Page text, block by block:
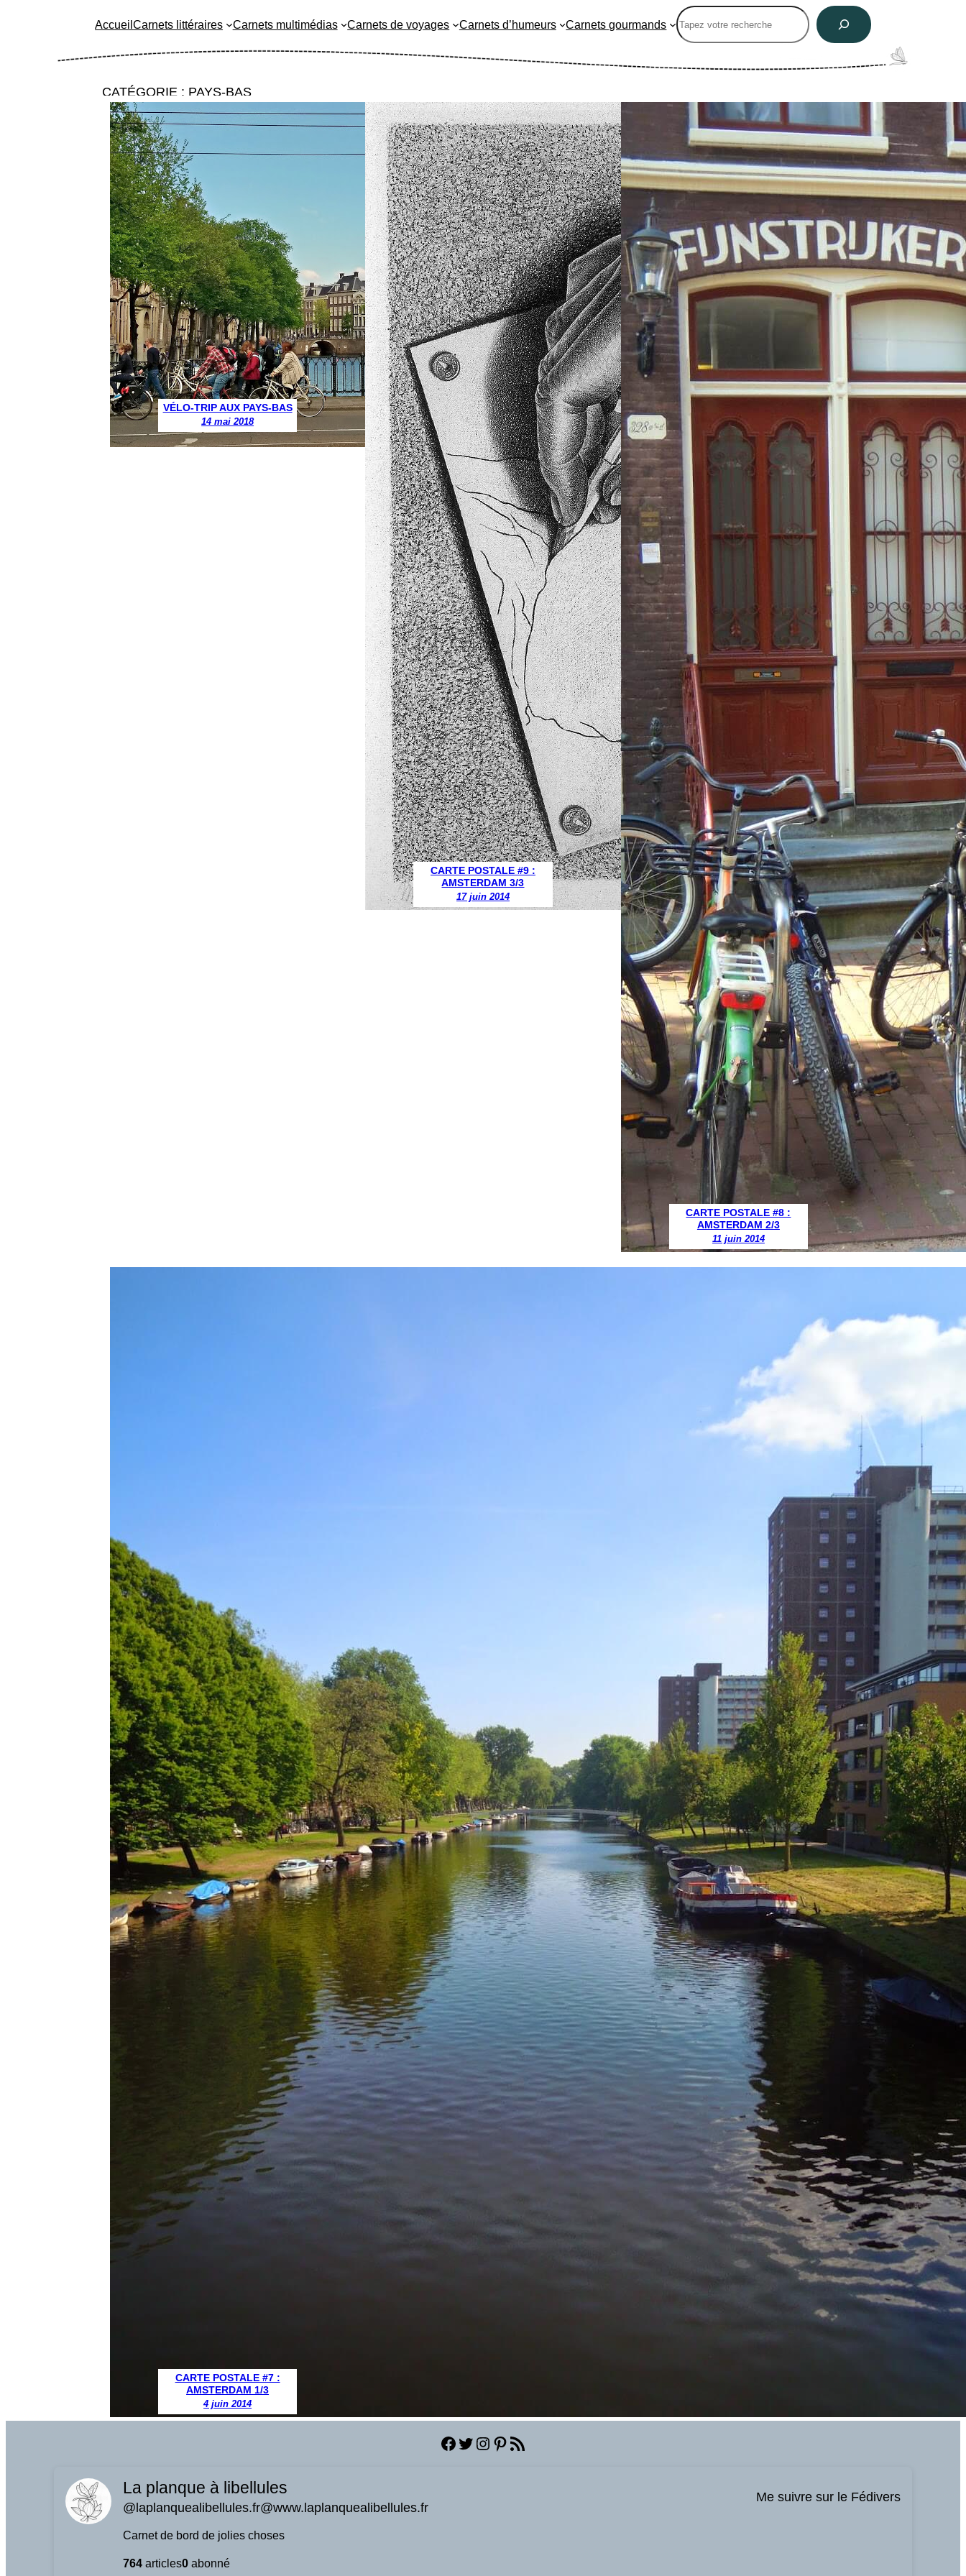
AccueilCarnets littéraires Carnets multimédias Carnets de voyages Carnets d’humeurs Carnets gourmands
Rechercher
CATÉGORIE : PAYS-BAS
VÉLO-TRIP AUX PAYS-BAS
14 mai 2018
CARTE POSTALE #9 :
AMSTERDAM 3/3
17 juin 2014
CARTE POSTALE #8 :
AMSTERDAM 2/3
11 juin 2014
CARTE POSTALE #7 :
AMSTERDAM 1/3
4 juin 2014
Facebook
Twitter
Instagram
Pinterest
Flux RSS
La planque à libellules
@laplanquealibellules.fr@www.laplanquealibellules.fr
Me suivre sur le Fédivers
Carnet de bord de jolies choses
764 articles0 abonné